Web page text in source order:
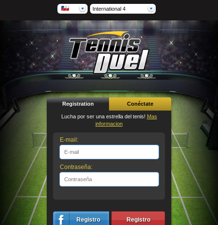
International 4
Registration Conéctate
Lucha por ser una estrella del tenis! Mas
informacion
E-mail:
Contraseña:
Registro Registro